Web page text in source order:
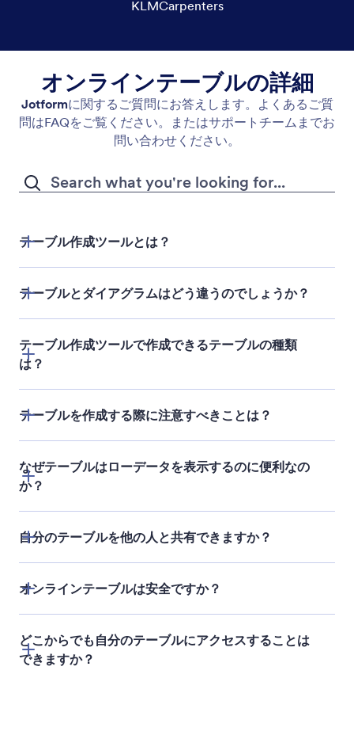
KLMCarpenters
オンラインテーブルの詳細
Jotformに関するご質問にお答えします。よくあるご質
問はFAQをご覧ください。またはサポートチームまでお
問い合わせください。
テーブル作成ツールとは？
Jotformテーブル
テーブルとダイアグラムはどう違うのでしょうか？
テーブル作成ツールで作成できるテーブルの種類
は？
テーブルテンプレ
ート
テーブルを作成する際に注意すべきことは？
このテーブルを使用する目的はなんですか？
すか？
このテーブルは他の人が見てもわかりやすいようレ
なぜテーブルはローデータを表示するのに便利なの
か？
自分のテーブルを他の人と共有できますか？
オンラインテーブルは安全ですか？
どこからでも自分のテーブルにアクセスすることは
できますか？